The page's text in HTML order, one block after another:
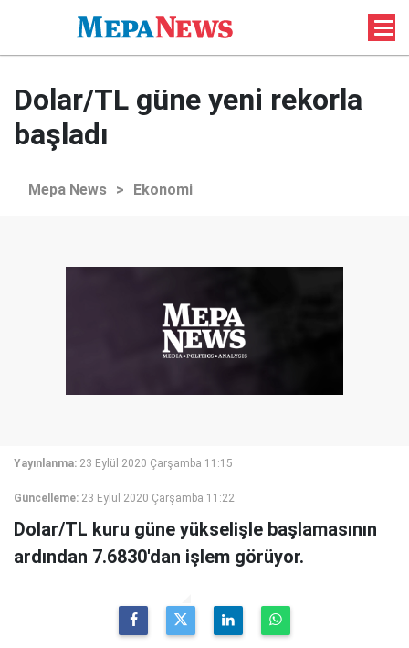
Dolar/TL güne yeni rekorla
başladı
Mepa News > Ekonomi
Yayınlanma: 23 Eylül 2020 Çarşamba 11:15
Güncelleme: 23 Eylül 2020 Çarşamba 11:22
Dolar/TL kuru güne yükselişle başlamasının
ardından 7.6830'dan işlem görüyor.